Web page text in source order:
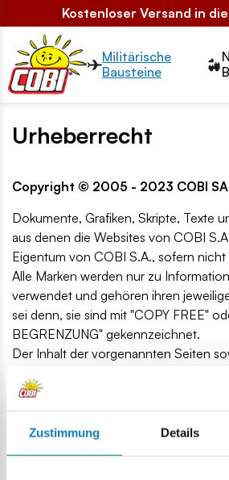
Zustimmung Details
Kostenloser Versand in
Przełącznik
Militärische
Bausteine
Urheberrecht
Copyright © 2005 - 2023 COBI SA
Dokumente, Grafiken, Skripte, Texte
aus denen die Websites von COBI
Eigentum von COBI S.A., sofern
Alle Marken werden nur zu
verwendet und gehören ihren
sei denn, sie sind mit "COPY FREE"
BEGRENZUNG" gekennzeichnet.
Der Inhalt der vorgenannten Seiten
Urheberrecht von COBI S.A..
Die Urheberrechte der Artikel, Fotos
den jeweiligen Autoren.
Das Kopieren der Inhalte der